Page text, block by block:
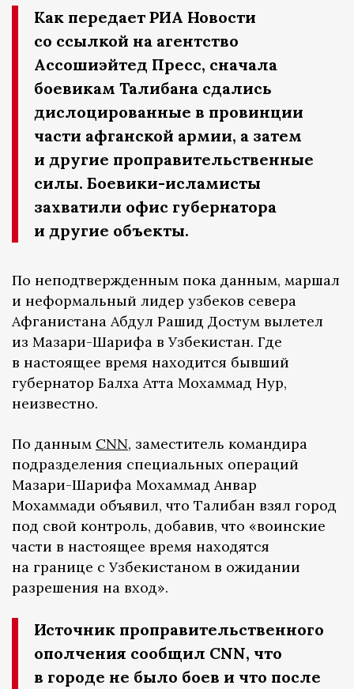
Как передает РИА Новости
со ссылкой на агентство
Ассошиэйтед Пресс, сначала
боевикам Талибана сдались
дислоцированные в провинции
части афганской армии, а затем
и другие проправительственные
силы. Боевики-исламисты
захватили офис губернатора
и другие объекты.
По неподтвержденным пока данным, маршал
и неформальный лидер узбеков севера
Афганистана Абдул Рашид Достум вылетел
из Мазари-Шарифа в Узбекистан. Где
в настоящее время находится бывший
губернатор Балха Атта Мохаммад Нур,
неизвестно.
По данным CNN, заместитель командира
подразделения специальных операций
Мазари-Шарифа Мохаммад Анвар
Мохаммади объявил, что Талибан взял город
под свой контроль, добавив, что «воинские
части в настоящее время находятся
на границе с Узбекистаном в ожидании
разрешения на вход».
Источник проправительственного
ополчения сообщил CNN, что
в городе не было боев и что после